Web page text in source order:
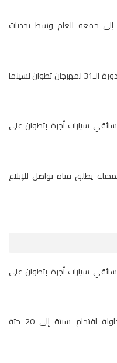
إلى جمعه العام وسط تحديات
1.2 مليون درهم لدعم الدورة الـ31 لمهرجان تطوان لسينما
سيارات أجرة بتطوان على
يطلق قناة تواصل للإبلاغ
سيارات أجرة بتطوان على
ارتفاع حصيلة ضحايا محاولة اقتحام سبتة إلى 20 جثة